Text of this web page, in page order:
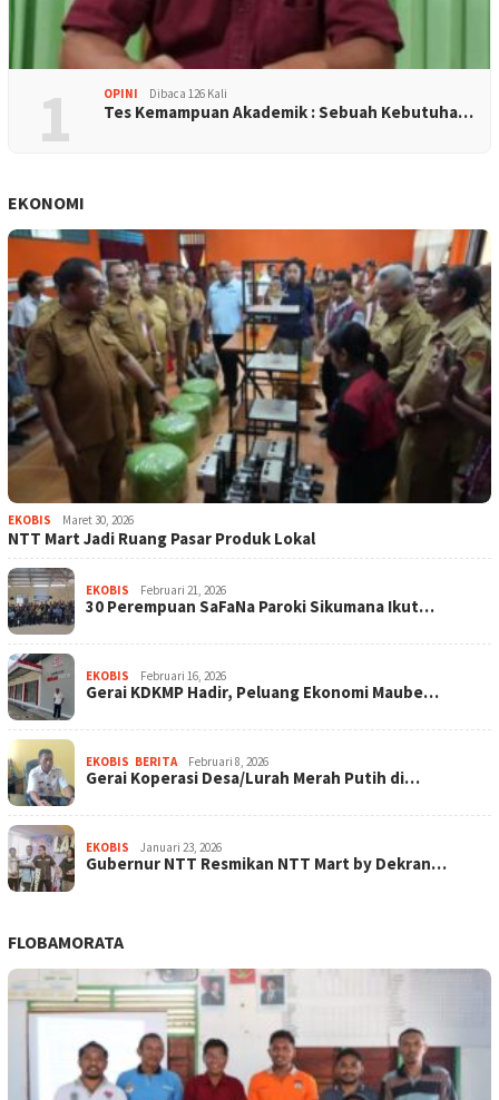
1 OPINI Dibaca 126 Kali
Tes Kemampuan Akademik : Sebuah Kebutuha…
EKONOMI
EKOBIS Maret 30, 2026
NTT Mart Jadi Ruang Pasar Produk Lokal
EKOBIS Februari 21, 2026
30 Perempuan SaFaNa Paroki Sikumana Ikut…
EKOBIS Februari 16, 2026
Gerai KDKMP Hadir, Peluang Ekonomi Maube…
EKOBIS BERITA Februari 8, 2026
Gerai Koperasi Desa/Lurah Merah Putih di…
EKOBIS Januari 23, 2026
Gubernur NTT Resmikan NTT Mart by Dekran…
FLOBAMORATA